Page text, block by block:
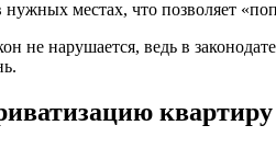
местах, что позволяет
не нарушается, ведь в
квартиру